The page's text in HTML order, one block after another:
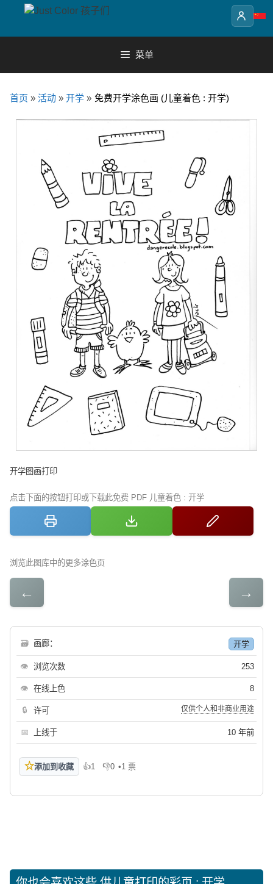
content
菜单
首页 » 活动 » 开学 » 免费开学涂色画 (儿童着色 : 开学)
开学图画打印
点击下面的按钮打印或下载此免费 PDF 儿童着色 : 开学
浏览此图库中的更多涂色页
← →
🗃 画廊： 开学
👁 浏览次数 253
👁 在线上色 8
🔒 许可 仅供个人和非商业用途
📅 上线于 10 年前
☆添加到收藏 👍1
喜欢 👎0
不喜欢
•1 票